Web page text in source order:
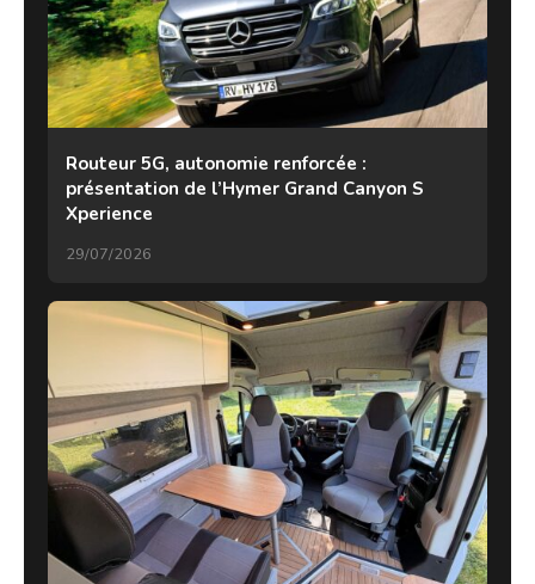
Routeur 5G, autonomie renforcée :
présentation de l’Hymer Grand Canyon S
Xperience
29/07/2026